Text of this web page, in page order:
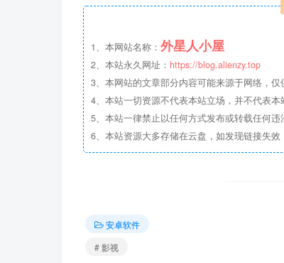
1、本网站名称： 外星人小屋
2、本站永久网址： https://blog.alienzy.top
3、本网站的文章部分内容可能来源于网络，
4、本站一切资源不代表本站立场，并不代表本
5、本站一律禁止以任何方式发布或转载任何
6、本站资源大多存储在云盘，如发现链接失效
安卓软件
# 影视